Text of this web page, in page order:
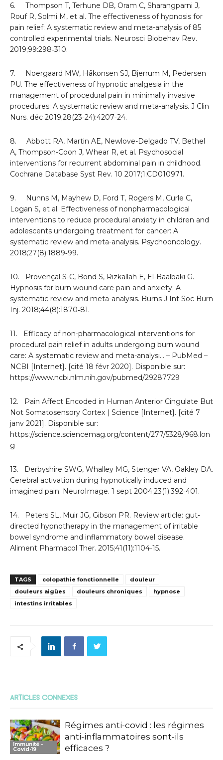
6. Thompson T, Terhune DB, Oram C, Sharangparni J,
Rouf R, Solmi M, et al. The effectiveness of hypnosis for
pain relief: A systematic review and meta-analysis of 85
controlled experimental trials. Neurosci Biobehav Rev.
2019;99:298‑310.
7. Noergaard MW, Håkonsen SJ, Bjerrum M, Pedersen
PU. The effectiveness of hypnotic analgesia in the
management of procedural pain in minimally invasive
procedures: A systematic review and meta-analysis. J Clin
Nurs. déc 2019;28(23‑24):4207‑24.
8. Abbott RA, Martin AE, Newlove-Delgado TV, Bethel
A, Thompson-Coon J, Whear R, et al. Psychosocial
interventions for recurrent abdominal pain in childhood.
Cochrane Database Syst Rev. 10 2017;1:CD010971.
9. Nunns M, Mayhew D, Ford T, Rogers M, Curle C,
Logan S, et al. Effectiveness of nonpharmacological
interventions to reduce procedural anxiety in children and
adolescents undergoing treatment for cancer: A
systematic review and meta-analysis. Psychooncology.
2018;27(8):1889‑99.
10. Provençal S-C, Bond S, Rizkallah E, El-Baalbaki G.
Hypnosis for burn wound care pain and anxiety: A
systematic review and meta-analysis. Burns J Int Soc Burn
Inj. 2018;44(8):1870‑81.
11. Efficacy of non-pharmacological interventions for
procedural pain relief in adults undergoing burn wound
care: A systematic review and meta-analysi… – PubMed –
NCBI [Internet]. [cité 18 févr 2020]. Disponible sur:
https://www.ncbi.nlm.nih.gov/pubmed/29287729
12. Pain Affect Encoded in Human Anterior Cingulate But
Not Somatosensory Cortex | Science [Internet]. [cité 7
janv 2021]. Disponible sur:
https://science.sciencemag.org/content/277/5328/968.lon
g
13. Derbyshire SWG, Whalley MG, Stenger VA, Oakley DA.
Cerebral activation during hypnotically induced and
imagined pain. NeuroImage. 1 sept 2004;23(1):392‑401.
14. Peters SL, Muir JG, Gibson PR. Review article: gut-
directed hypnotherapy in the management of irritable
bowel syndrome and inflammatory bowel disease.
Aliment Pharmacol Ther. 2015;41(11):1104‑15.
TAGS colopathie fonctionnelle
douleur
douleurs aigües
douleurs chroniques
hypnose
intestins irritables
ARTICLES CONNEXES
Immunité -
Covid-19
Régimes anti-covid : les régimes
anti-inflammatoires sont-ils
efficaces ?